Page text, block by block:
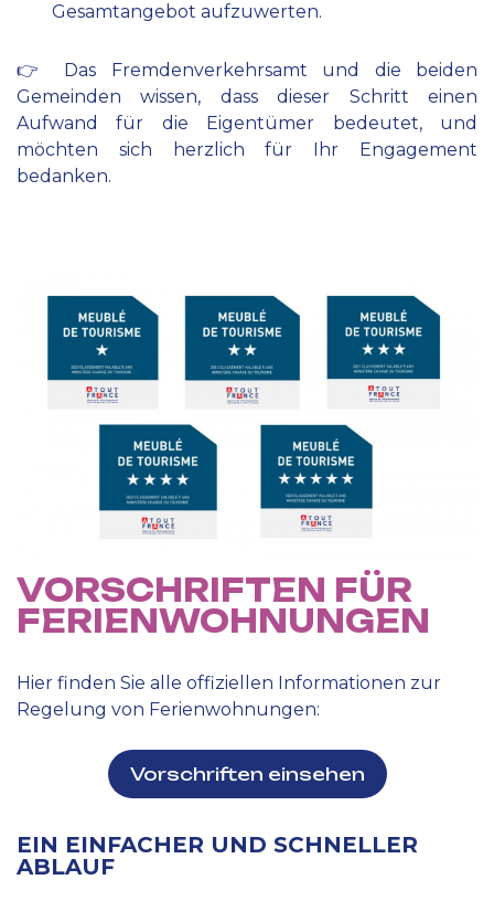
Gesamtangebot aufzuwerten.
👉 Das Fremdenverkehrsamt und die beiden
Gemeinden wissen, dass dieser Schritt einen
Aufwand für die Eigentümer bedeutet, und
möchten sich herzlich für Ihr Engagement
bedanken.
VORSCHRIFTEN FÜR
FERIENWOHNUNGEN
Hier finden Sie alle offiziellen Informationen zur
Regelung von Ferienwohnungen:
Vorschriften einsehen
EIN EINFACHER UND SCHNELLER
ABLAUF